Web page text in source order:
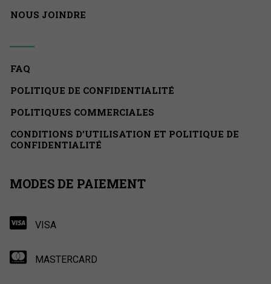
NOUS JOINDRE
FAQ
POLITIQUE DE CONFIDENTIALITÉ
POLITIQUES COMMERCIALES
CONDITIONS D’UTILISATION ET POLITIQUE DE
CONFIDENTIALITÉ
MODES DE PAIEMENT
VISA
MASTERCARD